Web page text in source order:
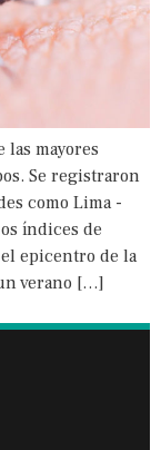
las mayores
Se registraron
como Lima -
índices de
epicentro de la
verano […]